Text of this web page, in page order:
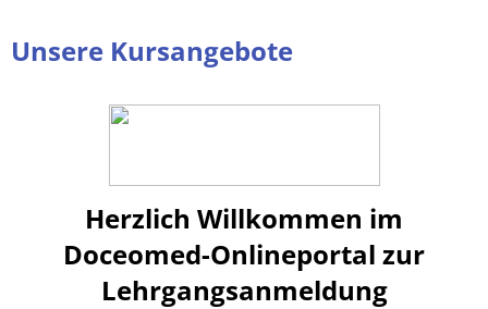
Unsere Kursangebote
Herzlich Willkommen im
Doceomed-Onlineportal zur
Lehrgangsanmeldung